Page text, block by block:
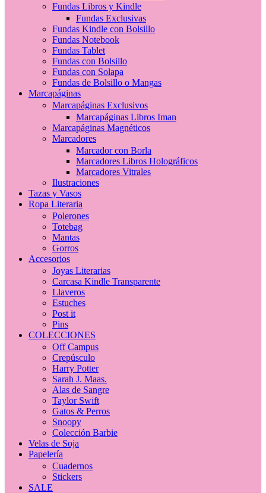
Fundas Libros y Kindle
Fundas Exclusivas
Fundas Kindle con Bolsillo
Fundas Notebook
Fundas Tablet
Fundas con Bolsillo
Fundas con Solapa
Fundas de Bolsillo o Mangas
Marcapáginas
Marcapáginas Exclusivos
Marcapáginas Libros Iman
Marcapáginas Magnéticos
Marcadores
Marcador con Borla
Marcadores Libros Holográficos
Marcadores Vitrales
Ilustraciones
Tazas y Vasos
Ropa Literaria
Polerones
Totebag
Mantas
Gorros
Accesorios
Joyas Literarias
Carcasa Kindle Transparente
Llaveros
Estuches
Post it
Pins
COLECCIONES
Off Campus
Crepúsculo
Harry Potter
Sarah J. Maas.
Alas de Sangre
Taylor Swift
Gatos & Perros
Snoopy
Colección Barbie
Velas de Soja
Papelería
Cuadernos
Stickers
SALE